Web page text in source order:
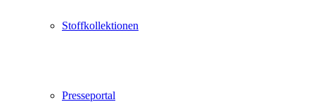
Stoffkollektionen
Presseportal